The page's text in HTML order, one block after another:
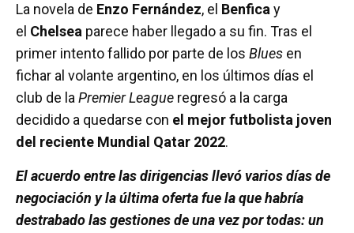
ce
b
o
o
k
tt
er
at
s
A
p
p
ail m
p
ar
tir
La novela de Enzo Fernández, el Benfica y
el Chelsea parece haber llegado a su fin. Tras el
primer intento fallido por parte de los Blues en
fichar al volante argentino, en los últimos días el
club de la Premier League regresó a la carga
decidido a quedarse con el mejor futbolista joven
del reciente Mundial Qatar 2022.
El acuerdo entre las dirigencias llevó varios días de
negociación y la última oferta fue la que habría
destrabado las gestiones de una vez por todas: un